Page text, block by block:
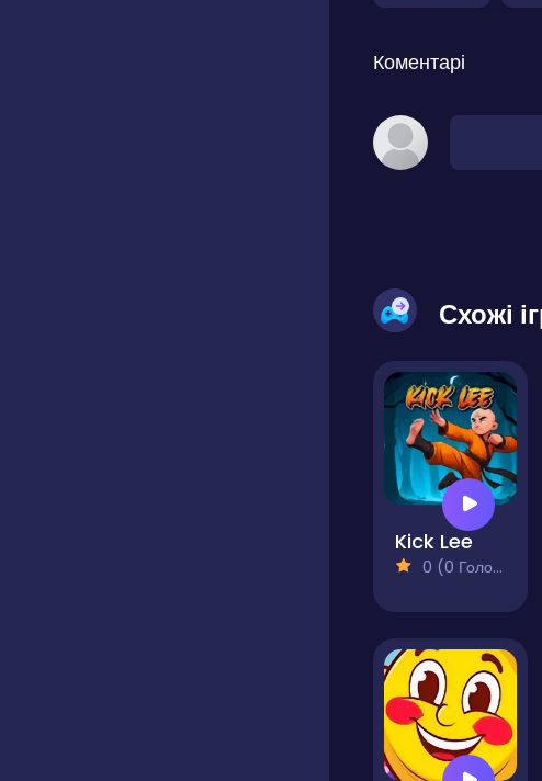
Коментарі
Схожі
Kick Lee
0 (0 Голосів)